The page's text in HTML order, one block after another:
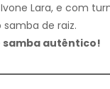
Lara, e com
de raiz.
samba autêntico!